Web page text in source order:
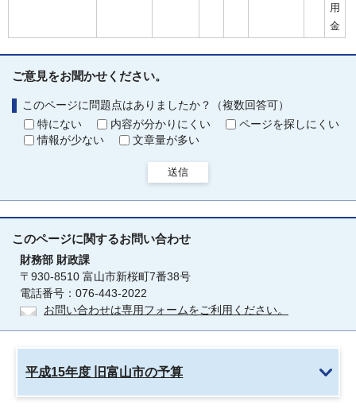
用
金
ご意見をお聞かせください。
このページに問題点はありましたか？（複数回答可）
特にない
内容が分かりにくい
ページを探しにくい
情報が少ない
文章量が多い
送信
このページに関するお問い合わせ
財務部 財政課
〒930-8510 富山市新桜町7番38号
電話番号：076-443-2022
お問い合わせは専用フォームをご利用ください。
平成15年度 旧富山市の予算